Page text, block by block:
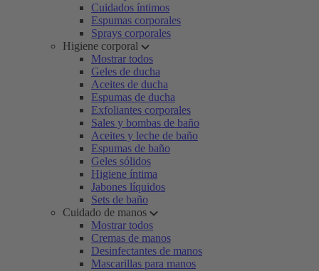
Cuidados íntimos
Espumas corporales
Sprays corporales
Higiene corporal
Mostrar todos
Geles de ducha
Aceites de ducha
Espumas de ducha
Exfoliantes corporales
Sales y bombas de baño
Aceites y leche de baño
Espumas de baño
Geles sólidos
Higiene íntima
Jabones líquidos
Sets de baño
Cuidado de manos
Mostrar todos
Cremas de manos
Desinfectantes de manos
Mascarillas para manos